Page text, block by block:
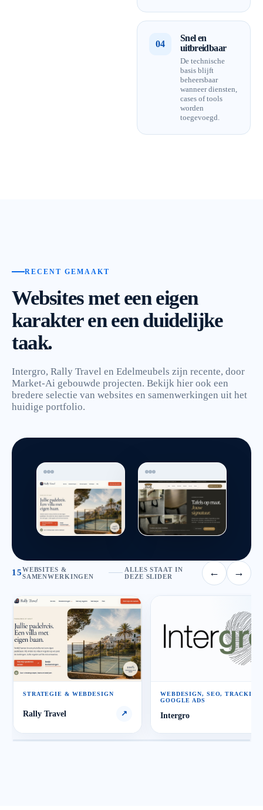
04
Snel en
uitbreidbaar
De technische
basis blijft
beheersbaar
wanneer diensten,
cases of tools
worden
toegevoegd.
RECENT GEMAAKT
Websites met een eigen
karakter en een duidelijke
taak.
Intergro, Rally Travel en Edelmeubels zijn recente, door
Market-Ai gebouwde projecten. Bekijk hier ook een
bredere selectie van websites en samenwerkingen uit het
huidige portfolio.
15WEBSITES &
SAMENWERKINGEN
ALLES STAAT IN
DEZE SLIDER
← →
STRATEGIE & WEBDESIGN
Rally Travel ↗
WEBDESIGN, SEO,
GOOGLE ADS
Intergro